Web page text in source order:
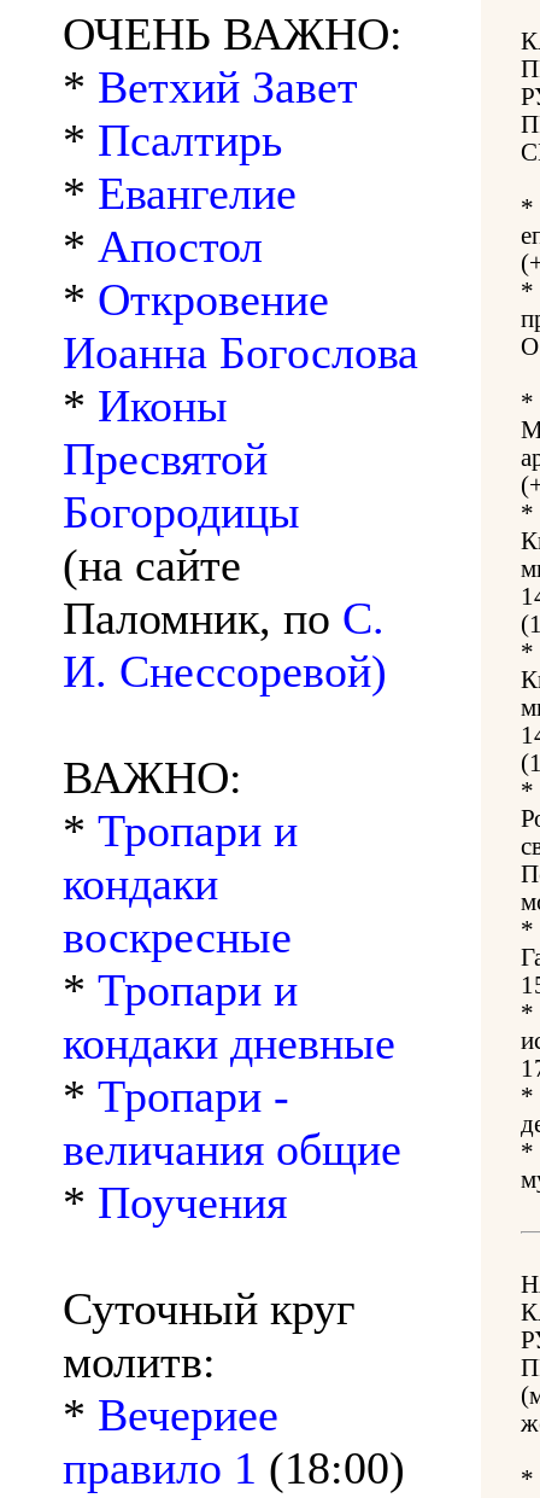
ОЧЕНЬ ВАЖНО:
* Ветхий Завет
* Псалтирь
* Евангелие
* Апостол
* Откровение
Иоанна Богослова
* Иконы
Пресвятой
Богородицы
(на сайте
Паломник, по С.
И. Снессоревой)
ВАЖНО:
* Тропари и
кондаки
воскресные
* Тропари и
кондаки дневные
* Тропари -
величания общие
* Поучения
Суточный круг
молитв:
* Вечериее
правило 1 (18:00)
*
*
*
*
*
*
*
*
*
*
*